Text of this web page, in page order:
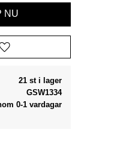
21 st i lager
GSW1334
0-1 vardagar